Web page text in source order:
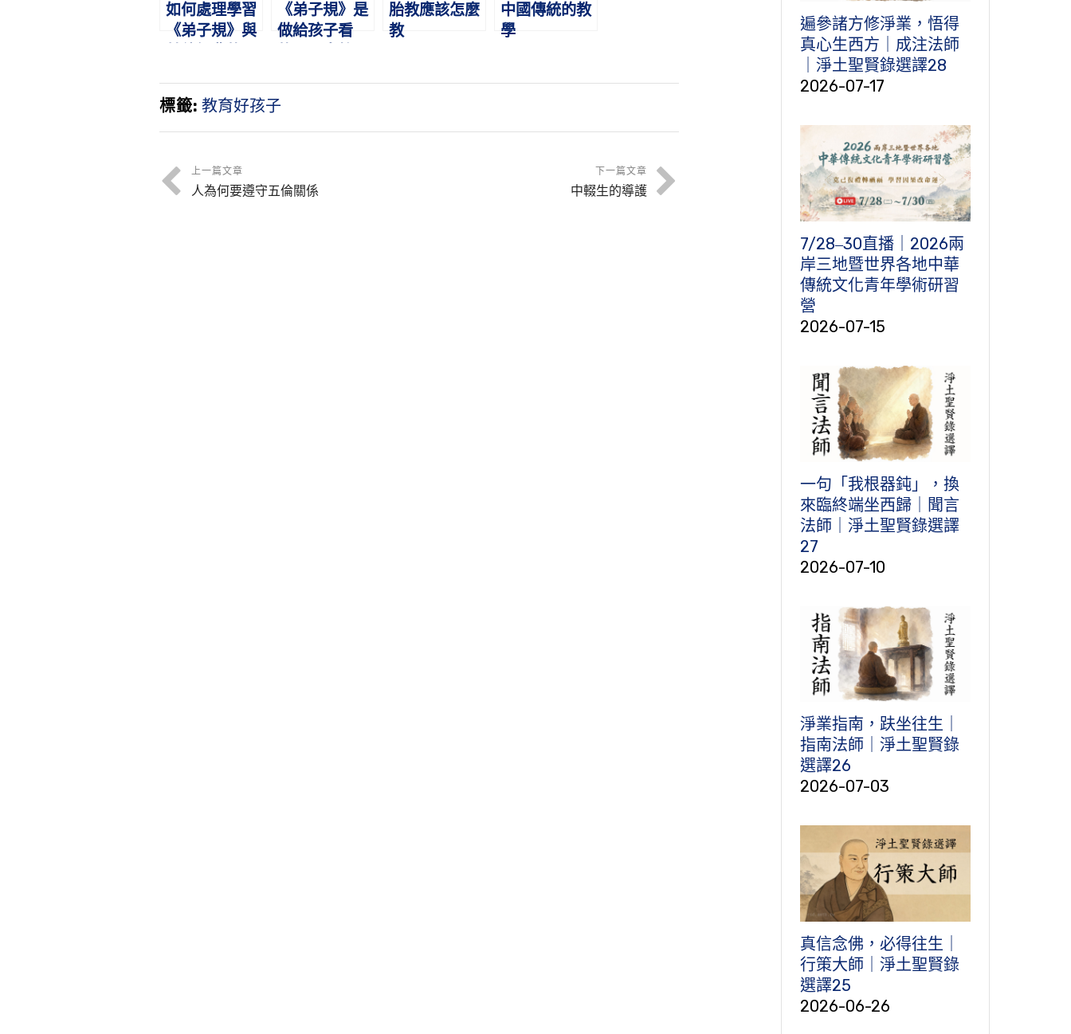
如何處理學習
《弟子規》與
《弟子規》是
做給孩子看
胎教應該怎麼
教
中國傳統的教
學
標籤: 教育好孩子
上一篇文章
人為何要遵守五倫關係
下一篇文章
中輟生的導護
遍參諸方修淨業，悟得
真心生西方｜成注法師
｜淨土聖賢錄選譯28
2026-07-17
7/28‒30直播｜2026兩
岸三地暨世界各地中華
傳統文化青年學術研習
營
2026-07-15
一句「我根器鈍」，換
來臨終端坐西歸｜聞言
法師｜淨土聖賢錄選譯
27
2026-07-10
淨業指南，趺坐往生｜
指南法師｜淨土聖賢錄
選譯26
2026-07-03
真信念佛，必得往生｜
行策大師｜淨土聖賢錄
選譯25
2026-06-26